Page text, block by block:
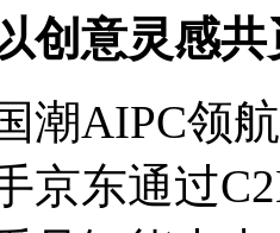
以创意灵感
AIPC领航
京东通过